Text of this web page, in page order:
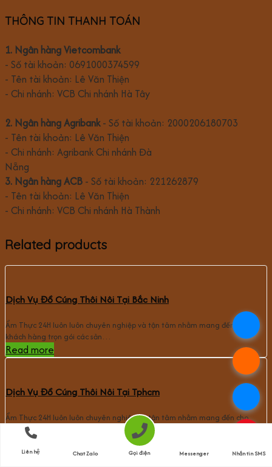
THÔNG TIN THANH TOÁN
1. Ngân hàng Vietcombank
- Số tài khoản: 0691000374599
- Tên tài khoản: Lê Văn Thiện
- Chi nhánh: VCB Chi nhánh Hà Tây
2. Ngân hàng Agribank- Số tài khoản: 2000206180703
- Tên tài khoản: Lê Văn Thiện
- Chi nhánh: Agribank Chi nhánh Đà
Nẵng
3. Ngân hàng ACB - Số tài khoản: 221262879
- Tên tài khoản: Lê Văn Thiện
- Chi nhánh: VCB Chi nhánh Hà Thành
Related products
Dịch Vụ Đồ Cúng Thôi Nôi Tại Bắc Ninh
Ẩm Thực 24H luôn luôn chuyên nghiệp và tận tâm nhằm mang đến cho
khách hàng trọn gói các sản…
Read more
Dịch Vụ Đồ Cúng Thôi Nôi Tại Tphcm
Ẩm Thực 24H luôn luôn chuyên nghiệp và tận tâm nhằm mang đến cho
khách hàng trọn gói các sản…
Read more
Liên hệ Chat Zalo Gọi điện Messenger Nhắn tin SMS